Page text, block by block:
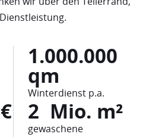
Winterdienst p.a.
1.000.000
qm
gewaschene
2 Mio. m²